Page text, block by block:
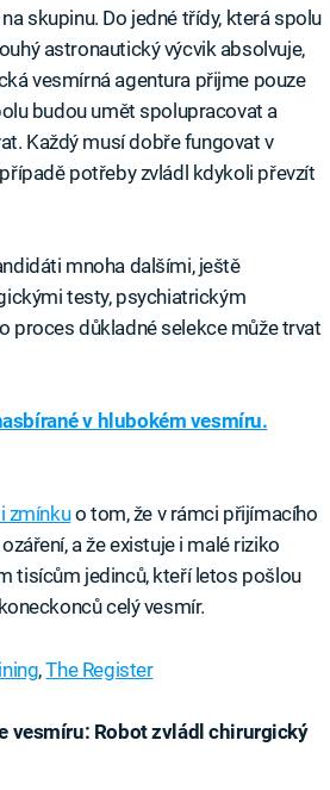
skupinu. Do jedné třídy, která spolu
astronautický výcvik absolvuje,
vesmírná agentura přijme pouze
budou umět spolupracovat a
Každý musí dobře fungovat v
potřeby zvládl kdykoli převzít
mnoha dalšími, ještě
testy, psychiatrickým
proces důkladné selekce může trvat
v hlubokém vesmíru.
zmínkuo tom, že v rámci přijímacího
a že existuje i malé riziko
tisícům jedinců, kteří letos pošlou
celý vesmír.
,The Register
vesmíru: Robot zvládl chirurgický